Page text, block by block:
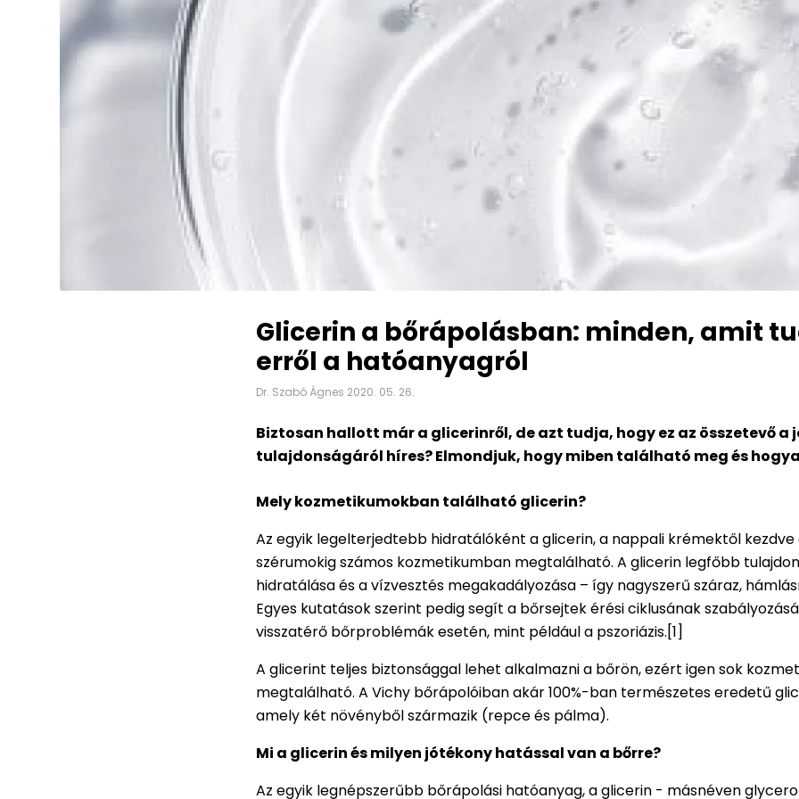
Glicerin a bőrápolásban: minden, amit
erről a hatóanyagról
Dr. Szabó Ágnes 2020. 05. 26.
Biztosan hallott már a glicerinről, de azt tudja, hogy ez az összetevő a
tulajdonságáról híres? Elmondjuk, hogy miben található meg és
Mely kozmetikumokban található glicerin?
Az egyik legelterjedtebb hidratálóként a glicerin, a nappali krémektől kezdve
szérumokig számos kozmetikumban megtalálható. A glicerin legfőbb
hidratálása és a vízvesztés megakadályozása – így nagyszerű száraz,
Egyes kutatások szerint pedig segít a bőrsejtek érési ciklusának
visszatérő bőrproblémák esetén, mint például a pszoriázis.[1]
A glicerint teljes biztonsággal lehet alkalmazni a bőrön, ezért igen sok
megtalálható. A Vichy bőrápolóiban akár 100%-ban természetes eredetű
amely két növényből származik (repce és pálma).
Mi a glicerin és milyen jótékony hatással van a bőrre?
Az egyik legnépszerűbb bőrápolási hatóanyag, a glicerin - másnéven